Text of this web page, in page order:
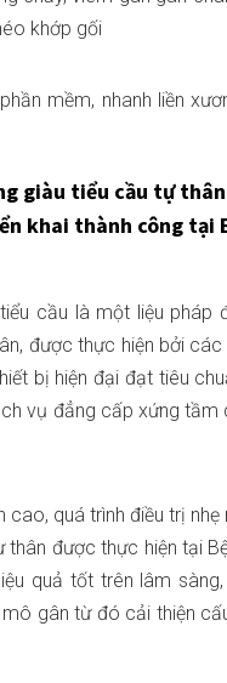
khớp gối
mềm, nhanh liền
giàu tiểu cầu tự
khai thành công tại
cầu là một liệu
được thực hiện bởi
bị hiện đại đạt tiêu
vụ đẳng cấp xứng tầm
quá trình điều trị
được thực hiện tại
quả tốt trên lâm
gân từ đó cải thiện